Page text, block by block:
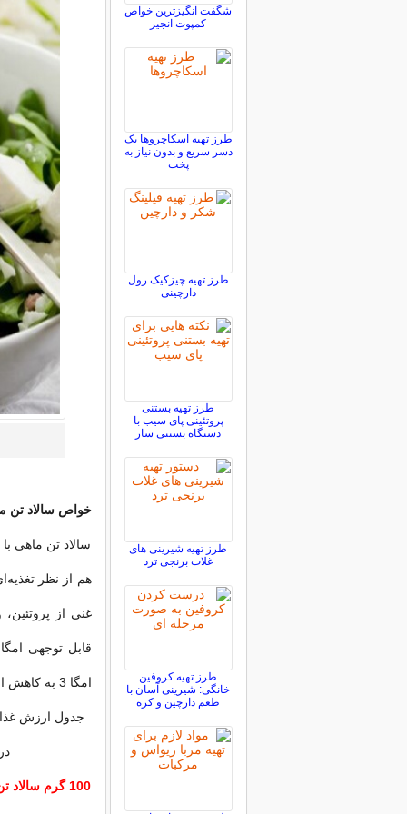
خواص سالاد تن
سالاد تن ماهی
هم از نظر
غنی از
امگا 3 به کاهش التهاب، کاهش خطر بیماری‌های قلبی و بهبود عملکرد مغز کمک می‌کند.
جدول ارزش
در
100 گرم سالاد تن ماهی با پنیر: 216 کالری
شگفت انگیزترین خواص
کمپوت انجیر
طرز تهیه اسکاچروها یک
دسر سریع و بدون نیاز به
پخت
طرز تهیه چیزکیک رول
دارچینی
طرز تهیه بستنی
پروتئینی پای سیب با
دستگاه بستنی ساز
طرز تهیه شیرینی های
غلات برنجی ترد
طرز تهیه کروفین
خانگی: شیرینی آسان با
طعم دارچین و کره